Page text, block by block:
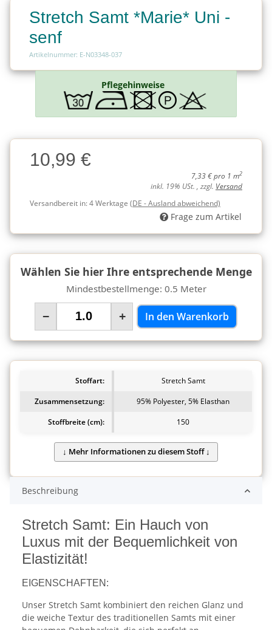
Stretch Samt *Marie* Uni -
senf
Artikelnummer: E-N03348-037
Pflegehinweise
Charge
Charge10,99 €
7,33 € pro 1 m2
inkl. 19% USt. , zzgl. Versand
Versandbereit in:4 Werktage (DE - Ausland abweichend)
Frage zum Artikel
Wählen Sie hier Ihre entsprechende Menge
Mindestbestellmenge: 0.5 Meter
− + In den Warenkorb
Stoffart:
Stretch Samt
Zusammensetzung:
95% Polyester, 5% Elasthan
Stoffbreite (cm):
150
Beschreibung
Stretch Samt: Ein Hauch von
Luxus mit der Bequemlichkeit von
Elastizität!
EIGENSCHAFTEN:
Unser Stretch Samt kombiniert den reichen Glanz und
die weiche Textur des traditionellen Samts mit einer